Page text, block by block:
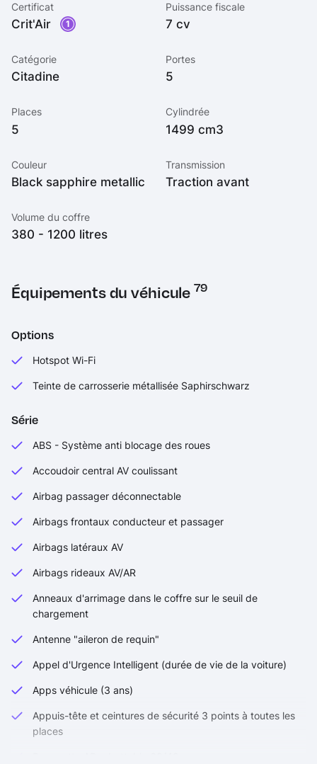
Certificat
Crit'Air 1
Puissance fiscale
7 cv
Catégorie
Citadine
Portes
5
Places
5
Cylindrée
1499 cm3
Couleur
Black sapphire metallic
Transmission
Traction avant
Volume du coffre
380 - 1200 litres
Équipements du véhicule 79
Options
Hotspot Wi-Fi
Teinte de carrosserie métallisée Saphirschwarz
Série
ABS - Système anti blocage des roues
Accoudoir central AV coulissant
Airbag passager déconnectable
Airbags frontaux conducteur et passager
Airbags latéraux AV
Airbags rideaux AV/AR
Anneaux d'arrimage dans le coffre sur le seuil de
chargement
Antenne "aileron de requin"
Appel d'Urgence Intelligent (durée de vie de la voiture)
Apps véhicule (3 ans)
Appuis-tête et ceintures de sécurité 3 points à toutes les
places